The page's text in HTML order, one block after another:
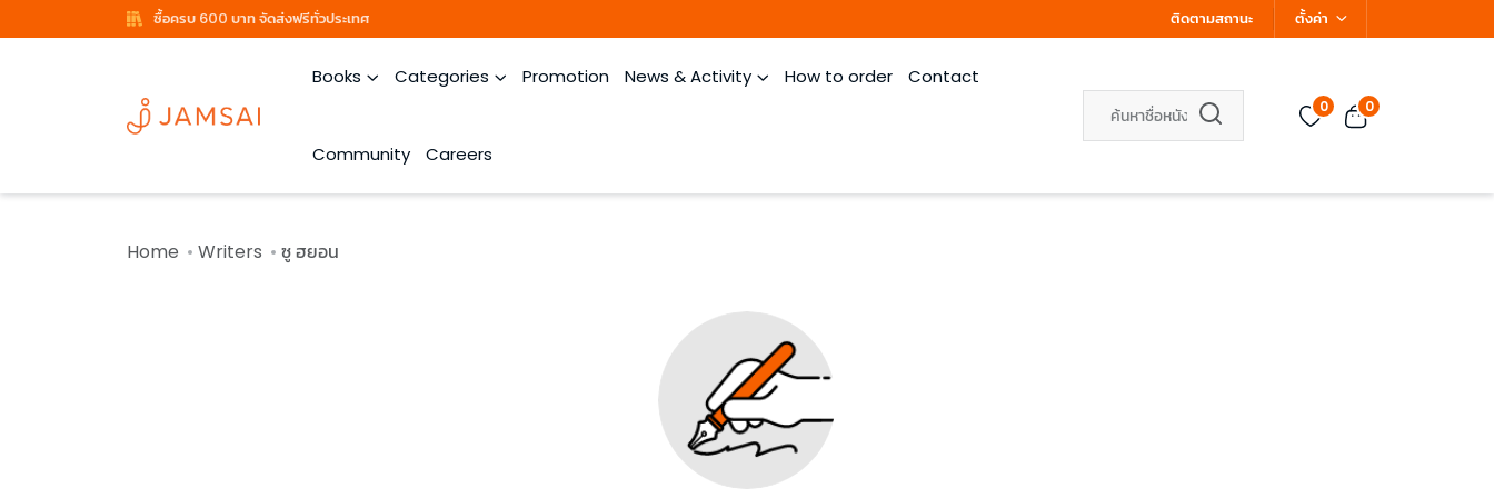
ซื้อครบ 600 บาท จัดส่งฟรีทั่วประเทศ ติดตามสถานะ ตั้งค่า
Books Categories Promotion News & Activity How to order Contact
Community Careers
0 0
Home Writers ซู ฮยอน